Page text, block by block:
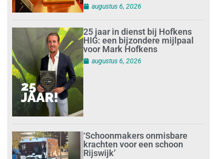
augustus 6, 2026
25 jaar in dienst bij Hofkens
HIG: een bijzondere mijlpaal
voor Mark Hofkens
augustus 6, 2026
‘Schoonmakers onmisbare
krachten voor een schoon
Rijswijk’